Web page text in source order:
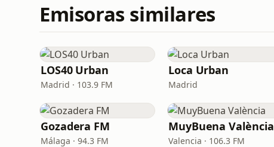
Emisoras similares
LOS40 Urban
Madrid · 103.9 FM
Loca Urban
Madrid
Gozadera FM
Málaga · 94.3 FM
MuyBuena València
Valencia · 106.3 FM